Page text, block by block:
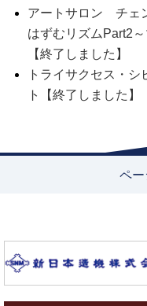
アートサロン チェ
はずむリズムPart2
【終了しました】
トライサクセス・
ト【終了しました】
ペー